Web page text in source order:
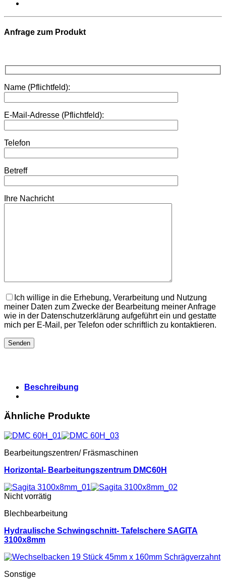
Anfrage zum Produkt
Name (Pflichtfeld):
E-Mail-Adresse (Pflichtfeld):
Telefon
Betreff
Ihre Nachricht
Ich willige in die Erhebung, Verarbeitung und Nutzung
meiner Daten zum Zwecke der Bearbeitung meiner Anfrage
wie in der Datenschutzerklärung aufgeführt ein und gestatte
mich per E-Mail, per Telefon oder schriftlich zu kontaktieren.
Beschreibung
Ähnliche Produkte
Bearbeitungszentren/ Fräsmaschinen
Horizontal- Bearbeitungszentrum DMC60H
Nicht vorrätig
Blechbearbeitung
Hydraulische Schwingschnitt- Tafelschere SAGITA
3100x8mm
Sonstige